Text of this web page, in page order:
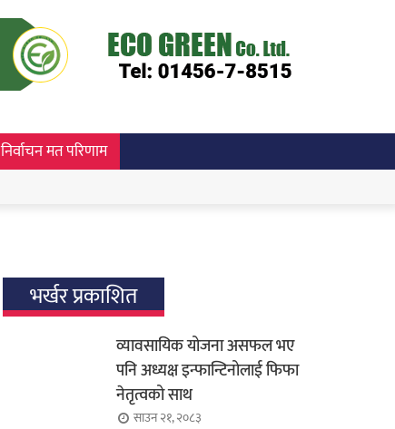
निर्वाचन मत परिणाम
भर्खर प्रकाशित
व्यावसायिक योजना असफल भए
पनि अध्यक्ष इन्फान्टिनोलाई फिफा
नेतृत्वको साथ
साउन २१, २०८३